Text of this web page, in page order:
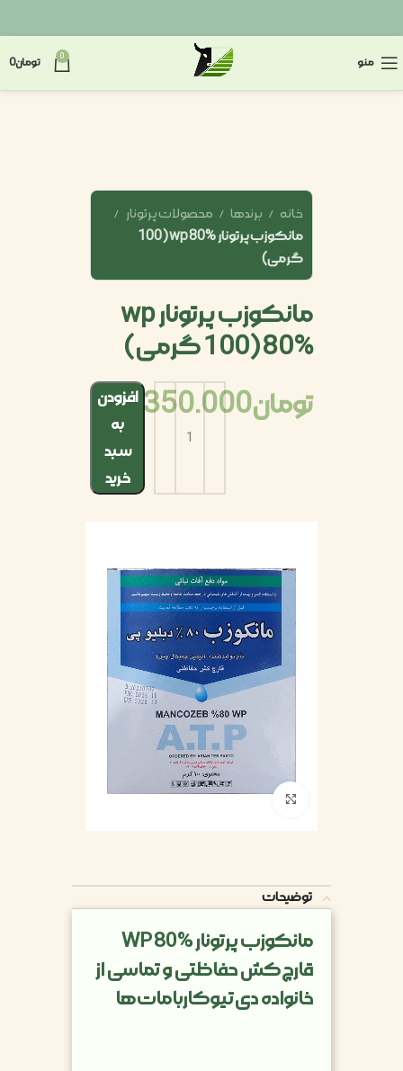
منو 0 تومان0
خانه برندها
محصولات پرتونار
مانکوزب پرتونار wp 80% (100
گرمی)
مانکوزب پرتونار wp
80% (100 گرمی)
تومان350.000 افزودن
به
سبد
خرید
بزرگنمایی تصویر
توضیحات
مانکوزب پرتونار WP 80%
قارچ‌کش حفاظتی و تماسی از
خانواده دی‌تیوکاربامات‌ها